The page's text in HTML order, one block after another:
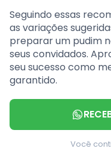
Seguindo essas
as variações
preparar um pudim
seus convidados.
seu sucesso como
garantido.
Você